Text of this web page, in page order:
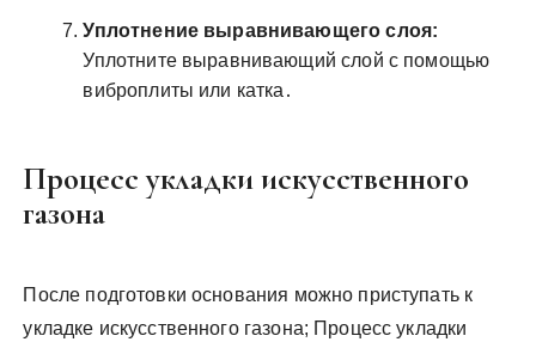
Уплотнение выравнивающего слоя:
Уплотните выравнивающий слой с помощью
виброплиты или катка․
Процесс укладки искусственного
газона
После подготовки основания можно приступать к
укладке искусственного газона; Процесс укладки